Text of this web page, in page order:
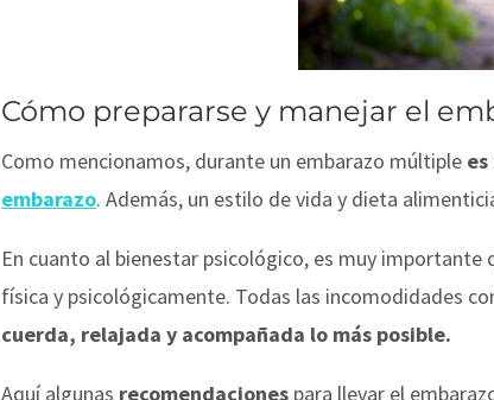
Cómo prepararse y manejar el
Como mencionamos, durante un embarazo múltiple
embarazo. Además, un estilo de vida y dieta
En cuanto al bienestar psicológico, es muy
física y psicológicamente. Todas las incomodidades
cuerda, relajada y acompañada lo más posible.
Aquí algunas recomendaciones para llevar el